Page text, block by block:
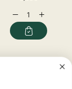
Reducir
cantidad
para
Pacharán
Aumentar
cantidad
para
Pacharán